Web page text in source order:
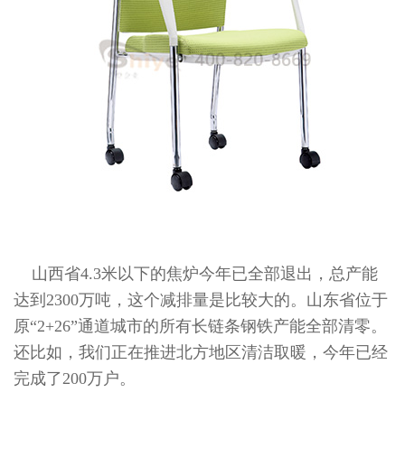
山西省4.3米以下的焦炉今年已全部退出，总产能
达到2300万吨，这个减排量是比较大的。山东省位于
原“2+26”通道城市的所有长链条钢铁产能全部清零。
还比如，我们正在推进北方地区清洁取暖，今年已经
完成了200万户。